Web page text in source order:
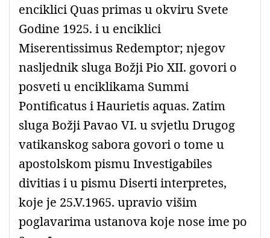
enciklici Quas primas u okviru Svete
Godine 1925. i u enciklici
Miserentissimus Redemptor; njegov
nasljednik sluga Božji Pio XII. govori o
posveti u enciklikama Summi
Pontificatus i Haurietis aquas. Zatim
sluga Božji Pavao VI. u svjetlu Drugog
vatikanskog sabora govori o tome u
apostolskom pismu Investigabiles
divitias i u pismu Diserti interpretes,
koje je 25.V.1965. upravio višim
poglavarima ustanova koje nose ime po